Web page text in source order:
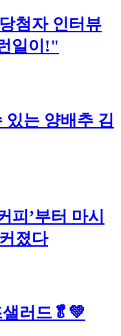
첨자 인터뷰
일이!"
있는 양배추 김
피’부터 마시
졌다
러드🥬💚